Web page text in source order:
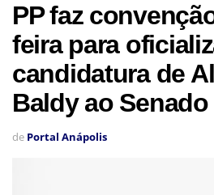
PP faz
feira para
candidatura de
Baldy ao Senado
de Portal Anápolis